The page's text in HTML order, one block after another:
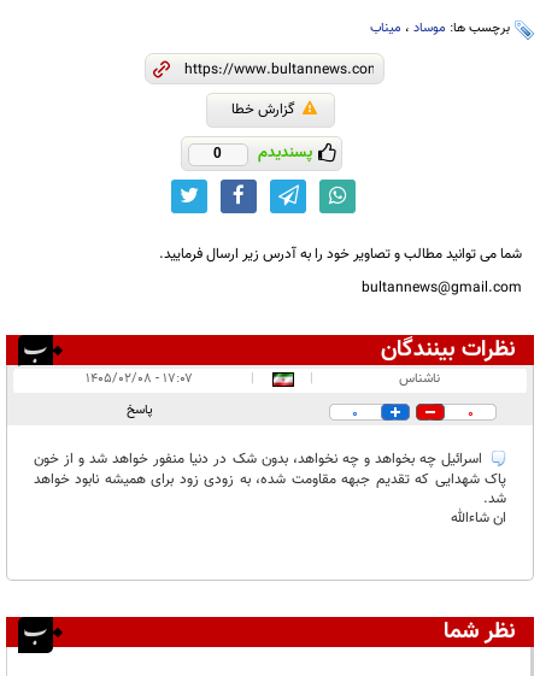
برچسب ها: موساد ، میناب
گزارش خطا
پسندیدم 0
شما می توانید مطالب و تصاویر خود را به آدرس زیر ارسال فرمایید.
bultannews@gmail.com
نظرات بینندگان
در انتظار بررسی:
ناشناس |
|
۱۷:۰۷ - ۱۴۰۵/۰۲/۰۸
0
0 پاسخ
اسرائیل چه بخواهد و چه نخواهد، بدون شک در دنیا منفور خواهد شد و از خون
پاک شهدایی که تقدیم جبهه مقاومت شده، به زودی زود برای همیشه نابود خواهد
شد.
ان شاءالله
نظر شما